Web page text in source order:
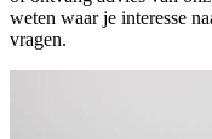
weten waar je interesse
vragen.